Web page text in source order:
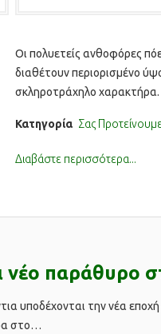
Οι πολυετείς ανθοφόρες
διαθέτουν περιορισμένο
σκληροτράχηλο χαρακτήρα.
δεν παγώνουν,…
Κατηγορία Σας
Διαβάστε περισσότερα...
νέο παράθυρο
υποδέχονται την νέα
στο…